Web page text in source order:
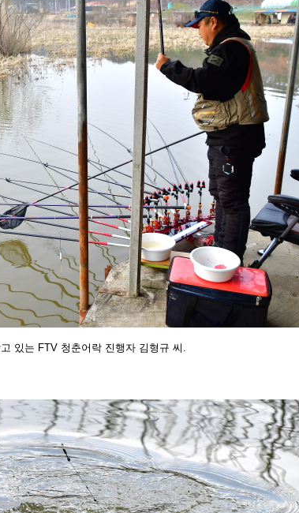
있는 FTV 청춘어락 진행자 김형규 씨.